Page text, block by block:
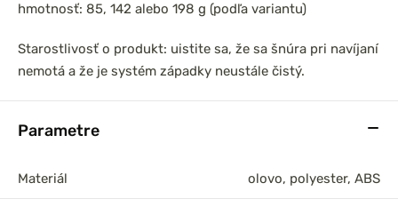
hmotnosť: 85, 142 alebo 198 g (podľa variantu)
Starostlivosť o produkt: uistite sa, že sa šnúra pri navíjaní
nemotá a že je systém západky neustále čistý.
Parametre
Materiál olovo, polyester, ABS